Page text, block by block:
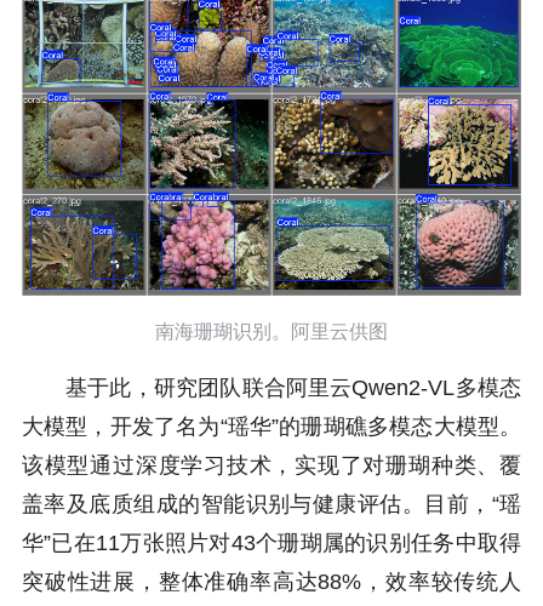
南海珊瑚识别。阿里云供图
基于此，研究团队联合阿里云Qwen2-VL多模态
大模型，开发了名为“瑶华”的珊瑚礁多模态大模型。
该模型通过深度学习技术，实现了对珊瑚种类、覆
盖率及底质组成的智能识别与健康评估。目前，“瑶
华”已在11万张照片对43个珊瑚属的识别任务中取得
突破性进展，整体准确率高达88%，效率较传统人